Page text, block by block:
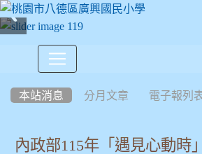
本站消息 分月文章 電子報列
內政部115年「遇見心動時